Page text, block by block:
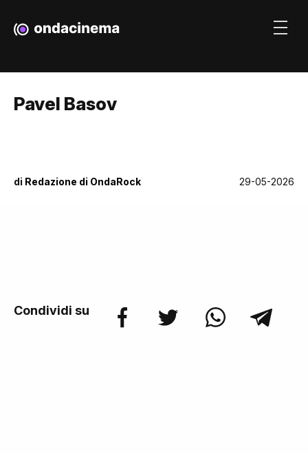
Pavel Basov
di Redazione di OndaRock 29-05-2026
Condividi su